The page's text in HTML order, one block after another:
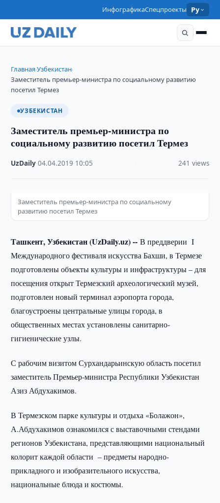
ИнфографикаСпецпроекты Ру
Главная›Узбекистан›
Заместитель премьер-министра по социальному развитию
посетил Термез
УЗБЕКИСТАН
Заместитель премьер-министра по
социальному развитию посетил Термез
UzDaily ·04.04.2019 10:05 241 views
Заместитель премьер-министра по социальному
развитию посетил Термез
Ташкент, Узбекистан (UzDaily.uz) --В преддверии I
Международного фестиваля искусства Бахши, в Термезе
подготовлены объекты культуры и инфраструктуры – для
посещения открыт Термезский археологический музей,
подготовлен новый терминал аэропорта города,
благоустроены центральные улицы города, в
общественных местах установлены санитарно-
гигиенические узлы.
С рабочим визитом Сурхандарьинскую область посетил
заместитель Премьер-министра Республики Узбекистан
Азиз Абдухакимов.
В Термезском парке культуры и отдыха «Болажон»,
А.Абдухакимов ознакомился с выставочными стендами
регионов Узбекистана, представляющими национальный
колорит каждой области – предметы народно-
прикладного и изобразительного искусства,
национальные блюда и костюмы.